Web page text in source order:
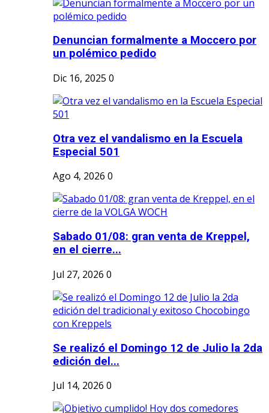
Denuncian formalmente a Moccero por
un polémico pedido
Dic 16, 2025 0
Otra vez el vandalismo en la Escuela
Especial 501
Ago 4, 2026 0
Sabado 01/08: gran venta de Kreppel,
en el cierre...
Jul 27, 2026 0
Se realizó el Domingo 12 de Julio la 2da
edición del...
Jul 14, 2026 0